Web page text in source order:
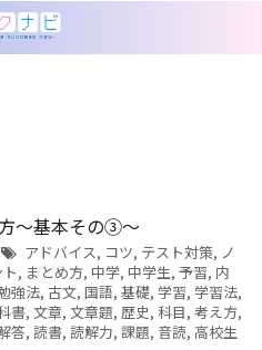
～基本その③～
アドバイス, コツ, テスト対策, ノ
, まとめ方, 中学, 中学生, 予習, 内
強法, 古文, 国語, 基礎, 学習, 学習法,
書, 文章, 文章題, 歴史, 科目, 考え方,
答, 読書, 読解力, 課題, 音読, 高校生